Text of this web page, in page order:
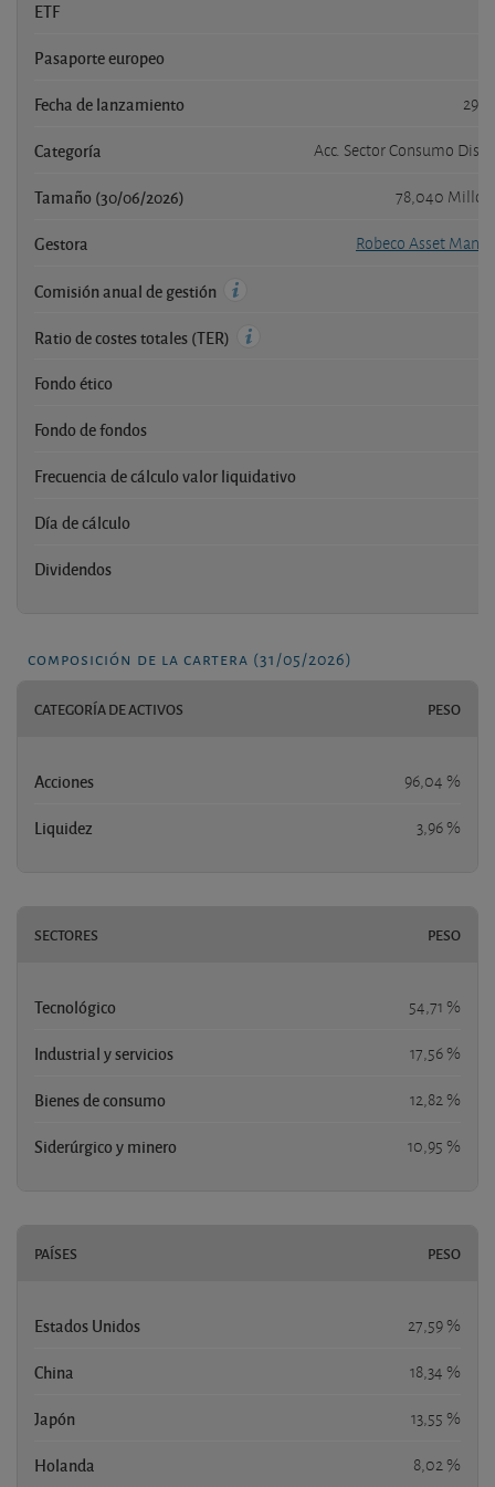
ETF
Pasaporte europeo
Fecha de lanzamiento 29/
Categoría Acc. Sector Consumo
Tamaño (30/06/2026) 78,040
Gestora Robeco Asset
Comisión anual de gestión
Ratio de costes totales (TER)
Fondo ético
Fondo de fondos
Frecuencia de cálculo valor liquidativo
Día de cálculo
Dividendos
composición de la cartera (31/05/2026)
CATEGORÍA DE ACTIVOS PESO
Acciones 96,04 %
Liquidez 3,96 %
SECTORES PESO
Tecnológico 54,71 %
Industrial y servicios 17,56 %
Bienes de consumo 12,82 %
Siderúrgico y minero 10,95 %
PAÍSES PESO
Estados Unidos 27,59 %
China 18,34 %
Japón 13,55 %
Holanda 8,02 %